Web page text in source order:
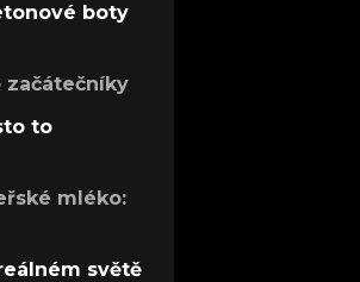
boty
začátečníky
to
mléko:
světě